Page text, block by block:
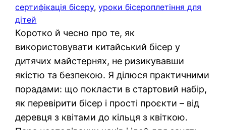
сертифікація бісеру, уроки бісероплетіння для
дітей
Коротко й чесно про те, як
використовувати китайський бісер у
дитячих майстернях, не ризикувавши
якістю та безпекою. Я ділюся практичними
порадами: що покласти в стартовий набір,
як перевірити бісер і прості проєкти – від
деревця з квітами до кільця з квіткою.